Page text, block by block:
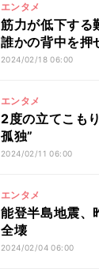
エンタメ
筋力が低下する
誰かの背中を押
2024/02/18 06:00
エンタメ
2度の立てこも
孤独”
2024/02/11 06:00
エンタメ
能登半島地震
全壊
2024/02/04 06:00